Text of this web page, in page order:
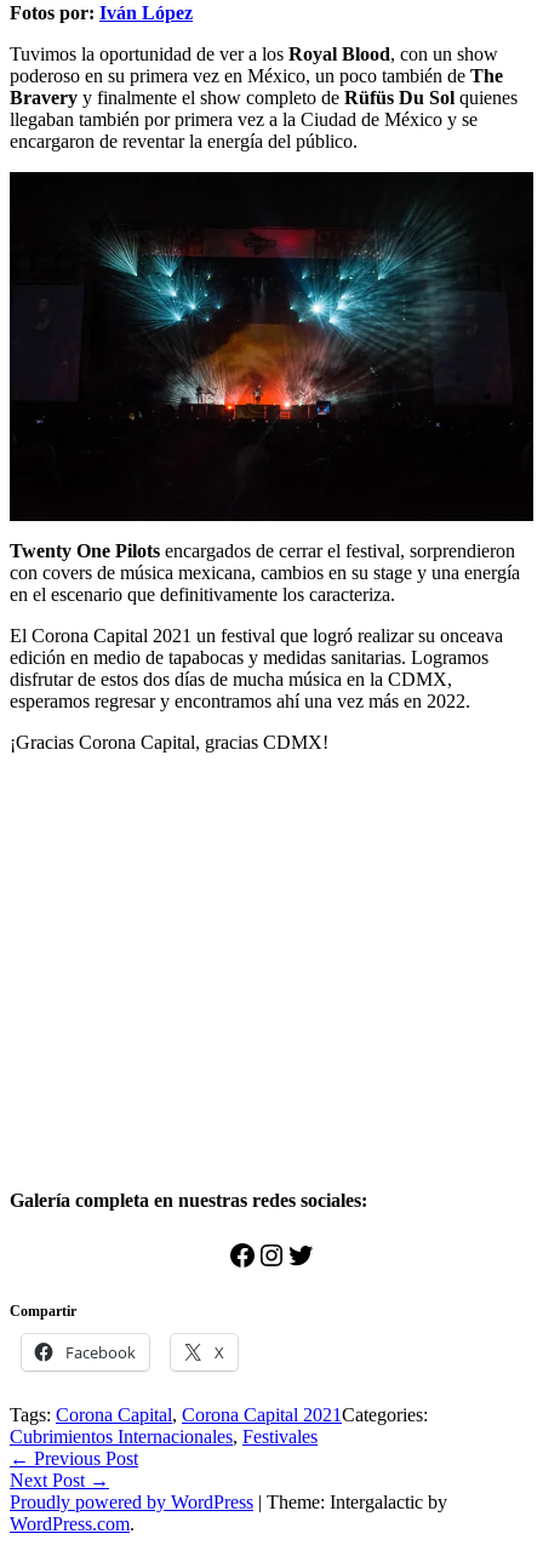
Fotos por: Iván López
Tuvimos la oportunidad de ver a los Royal Blood, con un show
poderoso en su primera vez en México, un poco también de The
Bravery y finalmente el show completo de Rüfüs Du Sol quienes
llegaban también por primera vez a la Ciudad de México y se
encargaron de reventar la energía del público.
Twenty One Pilots encargados de cerrar el festival, sorprendieron
con covers de música mexicana, cambios en su stage y una energía
en el escenario que definitivamente los caracteriza.
El Corona Capital 2021 un festival que logró realizar su onceava
edición en medio de tapabocas y medidas sanitarias. Logramos
disfrutar de estos dos días de mucha música en la CDMX,
esperamos regresar y encontramos ahí una vez más en 2022.
¡Gracias Corona Capital, gracias CDMX!
Galería completa en nuestras redes sociales:
Facebook
Instagram
Twitter
Compartir
Facebook X
Tags: Corona Capital, Corona Capital 2021Categories:
Cubrimientos Internacionales, Festivales
Post
navigation
← Previous Post
Next Post →
Proudly powered by WordPress | Theme: Intergalactic by
WordPress.com.